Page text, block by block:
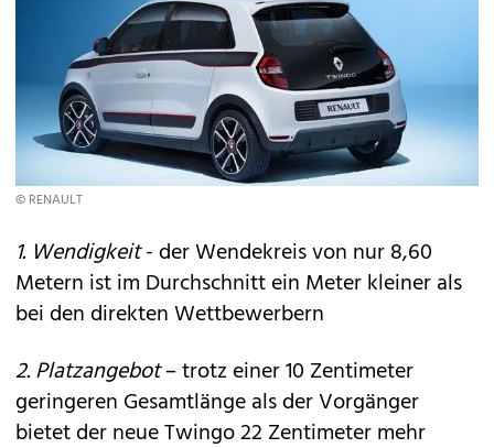
© RENAULT
1. Wendigkeit- der Wendekreis von nur 8,60
Metern ist im Durchschnitt ein Meter kleiner als
bei den direkten Wettbewerbern
2. Platzangebot– trotz einer 10 Zentimeter
geringeren Gesamtlänge als der Vorgänger
bietet der neue Twingo 22 Zentimeter mehr